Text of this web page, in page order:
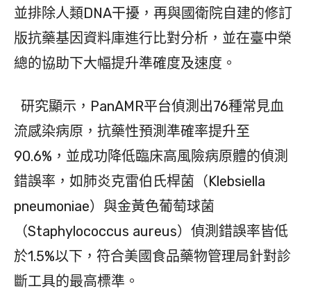
並排除人類DNA干擾，再與國衛院自建的修訂
版抗藥基因資料庫進行比對分析，並在臺中榮
總的協助下大幅提升準確度及速度。
研究顯示，PanAMR平台偵測出76種常見血
流感染病原，抗藥性預測準確率提升至
90.6%，並成功降低臨床高風險病原體的偵測
錯誤率，如肺炎克雷伯氏桿菌（Klebsiella
pneumoniae）與金黃色葡萄球菌
（Staphylococcus aureus）偵測錯誤率皆低
於1.5%以下，符合美國食品藥物管理局針對診
斷工具的最高標準。